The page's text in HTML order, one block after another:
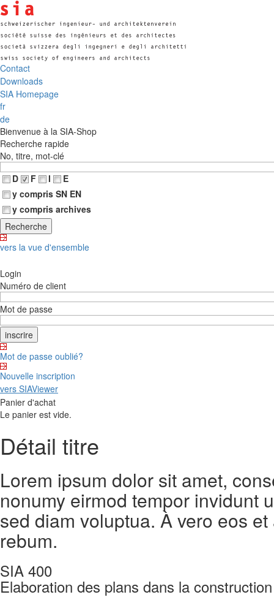
Contact
Downloads
SIA Homepage
fr
de
Bienvenue à la SIA-Shop
Recherche rapide
No, titre, mot-clé
D
F I
E
y compris SN EN
y compris archives
vers la vue d'ensemble
Login
Numéro de client
Mot de passe
Mot de passe oublié?
Nouvelle inscription
vers SIAViewer
Panier d'achat
Le panier est vide.
Détail titre
Lorem ipsum dolor sit amet,
nonumy eirmod tempor invidunt
sed diam voluptua. À vero eos
rebum.
SIA 400
Elaboration des plans dans la construction